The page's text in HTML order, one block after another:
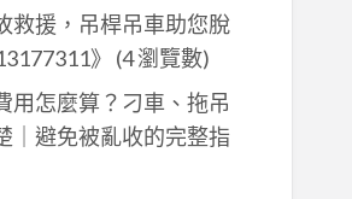
救援，吊桿吊車助您脫
》 (4 瀏覽數)
用怎麼算？刁車、拖吊
｜避免被亂收的完整指